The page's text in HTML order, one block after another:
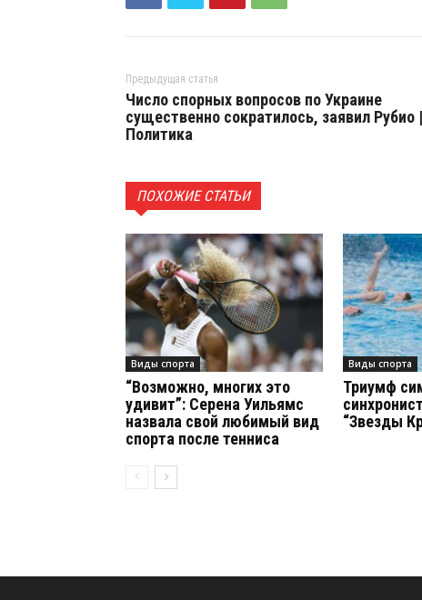
Предыдущая статья
Число спорных вопросов по Украине
существенно сократилось, заявил Рубио |
Политика
ПОХОЖИЕ СТАТЬИ
Виды спорта
“Возможно, многих это
удивит”: Серена Уильямс
назвала свой любимый вид
спорта после тенниса
Виды спорта
Триумф
“Звезды